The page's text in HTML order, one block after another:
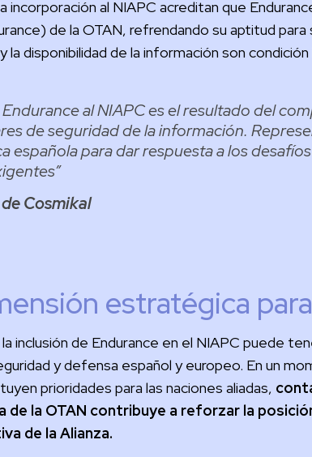
incorporación al NIAPC acreditan que
de la OTAN, refrendando su aptitud
la disponibilidad de la información son
al NIAPC es el resultado del
de seguridad de la información.
española para dar respuesta a los
”
Cosmikal
estratégica
inclusión de Endurance en el NIAPC puede
y defensa español y europeo. En un
prioridades para las naciones aliadas,
de la OTAN contribuye a reforzar la
de la Alianza.